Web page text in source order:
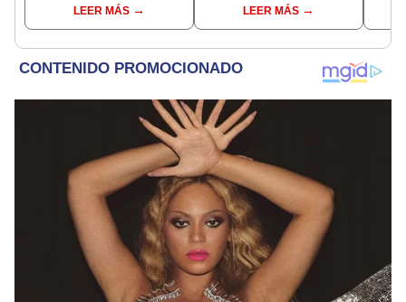
esposa Erika Muñóz: "El
proceso judicial"
LEER MÁS
relación con su hijo: "Te
has dedicado a buscar
LEER MÁS